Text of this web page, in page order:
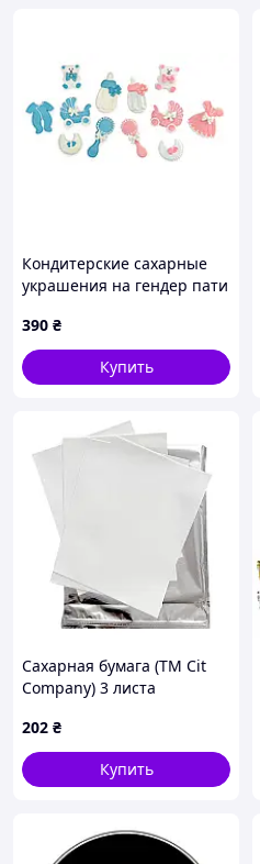
Кондитерские сахарные
украшения на гендер пати
сахарный набор сладо для
гендер торта, 12
элементов
390 ₴
Купить
Сахарная бумага (ТМ Cit
Company) 3 листа
202 ₴
Купить